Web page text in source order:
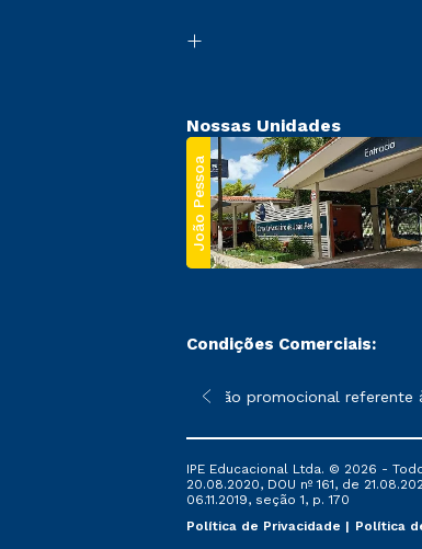
Nossas Unidades
João Pessoa
Condições Comerciais:
sofrer alterações nos períodos de
*A condição promocional referente
IPE Educacional Ltda. © 2026 -
20.08.2020, DOU nº 161, de
06.11.2019, seção 1, p. 170
Política de Privacidade
Política